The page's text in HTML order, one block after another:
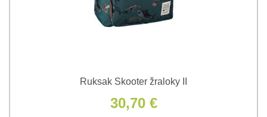
Ruksak Skooter žraloky II
30,70 €